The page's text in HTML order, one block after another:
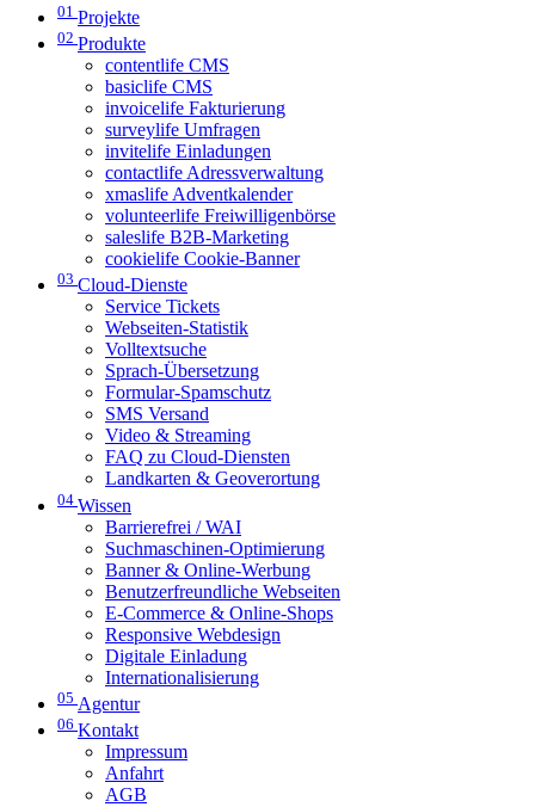
01 Projekte
02 Produkte
contentlife CMS
basiclife CMS
invoicelife Fakturierung
surveylife Umfragen
invitelife Einladungen
contactlife Adressverwaltung
xmaslife Adventkalender
volunteerlife Freiwilligenbörse
saleslife B2B-Marketing
cookielife Cookie-Banner
03 Cloud-Dienste
Service Tickets
Webseiten-Statistik
Volltextsuche
Sprach-Übersetzung
Formular-Spamschutz
SMS Versand
Video & Streaming
FAQ zu Cloud-Diensten
Landkarten & Geoverortung
04 Wissen
Barrierefrei / WAI
Suchmaschinen-Optimierung
Banner & Online-Werbung
Benutzerfreundliche Webseiten
E-Commerce & Online-Shops
Responsive Webdesign
Digitale Einladung
Internationalisierung
05 Agentur
06 Kontakt
Impressum
Anfahrt
AGB